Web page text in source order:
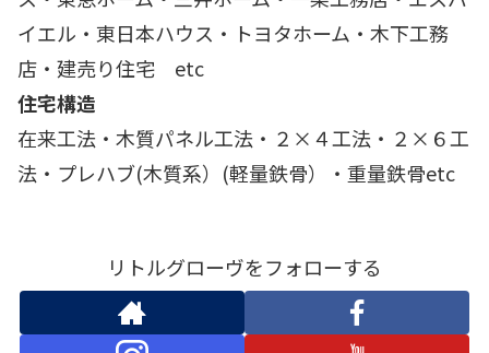
イエル・東日本ハウス・トヨタホーム・木下工務
店・建売り住宅 etc
住宅構造
在来工法・木質パネル工法・２×４工法・２×６工
法・プレハブ(木質系）(軽量鉄骨）・重量鉄骨etc
リトルグローヴをフォローする